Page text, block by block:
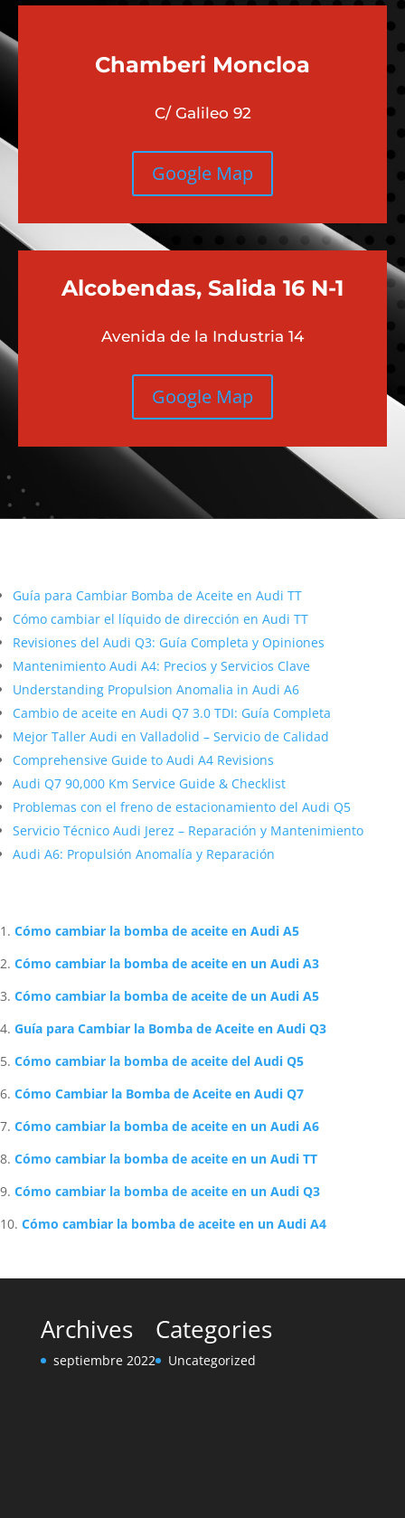
Chamberi Moncloa
C/ Galileo 92
Google Map
Alcobendas, Salida 16 N-1
Avenida de la Industria 14
Google Map
Guía para Cambiar Bomba de Aceite en Audi TT
Cómo cambiar el líquido de dirección en Audi TT
Revisiones del Audi Q3: Guía Completa y Opiniones
Mantenimiento Audi A4: Precios y Servicios Clave
Understanding Propulsion Anomalia in Audi A6
Cambio de aceite en Audi Q7 3.0 TDI: Guía Completa
Mejor Taller Audi en Valladolid – Servicio de Calidad
Comprehensive Guide to Audi A4 Revisions
Audi Q7 90,000 Km Service Guide & Checklist
Problemas con el freno de estacionamiento del Audi Q5
Servicio Técnico Audi Jerez – Reparación y Mantenimiento
Audi A6: Propulsión Anomalía y Reparación
Cómo cambiar la bomba de aceite en Audi A5
Cómo cambiar la bomba de aceite en un Audi A3
Cómo cambiar la bomba de aceite de un Audi A5
Guía para Cambiar la Bomba de Aceite en Audi Q3
Cómo cambiar la bomba de aceite del Audi Q5
Cómo Cambiar la Bomba de Aceite en Audi Q7
Cómo cambiar la bomba de aceite en un Audi A6
Cómo cambiar la bomba de aceite en un Audi TT
Cómo cambiar la bomba de aceite en un Audi Q3
Cómo cambiar la bomba de aceite en un Audi A4
Archives
septiembre 2022
Categories
Uncategorized